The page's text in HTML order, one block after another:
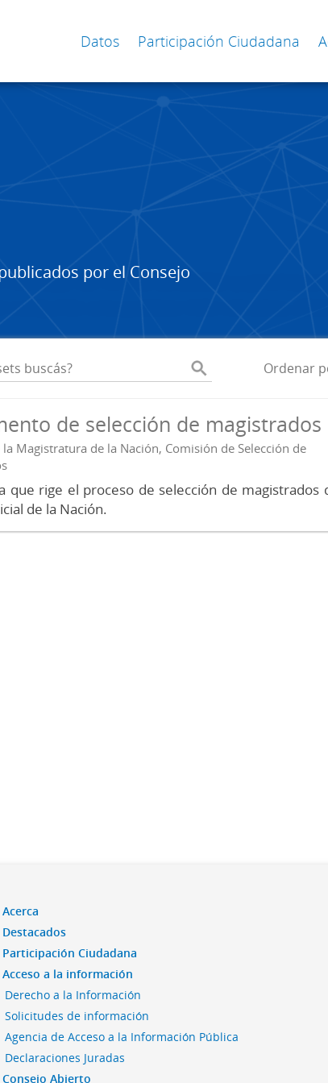
Datos Participación Ciudadana
por el Consejo
Ordenar
de selección de magistrados
la Magistratura de la Nación, Comisión de Selección de
que rige el proceso de selección de magistrados
de la Nación.
Acerca
Destacados
Participación Ciudadana
Acceso a la información
Derecho a la Información
Solicitudes de información
Agencia de Acceso a la Información Pública
Declaraciones Juradas
Consejo Abierto